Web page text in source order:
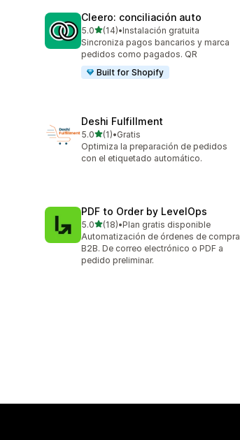
Cleero: conciliación auto
5.0de 5 estrellas
(14)
14 reseñas en total
•Instalación gratuita
Sincroniza pagos bancarios y marca
pedidos como pagados. QR
Built for Shopify
Deshi Fulfillment
5.0de 5 estrellas
(1)
1 reseñas en total
•Gratis
Optimiza la preparación de pedidos
con el etiquetado automático.
PDF to Order by LevelOps
5.0de 5 estrellas
(18)
18 reseñas en total
•Plan gratis disponible
Automatización de órdenes de compra
B2B. De correo electrónico o PDF a
pedido preliminar.